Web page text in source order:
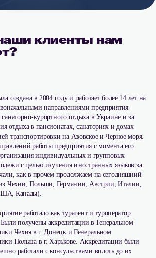
клиенты нам
создана в 2004 году и работает более 14 лет на
направлениями предприятия
санаторно-курортного отдыха в Украине и за
отдыха в пансионатах, санаториях и домах
транспортировки на Азовское и Черное моря.
работы предприятия с момента его
индивидуальных и групповых
с целью изучения иностранных языков за
как в прочем продолжаем на сегодняшний
Чехии, Польши, Германии, Австрии, Италии,
Канады).
работало как турагент и туроператор
получены аккредитации в Генеральном
Чехия в г. Донецк и Генеральном
Польша в г. Харькове. Аккредитации были
работали с консульствами вплоть до их